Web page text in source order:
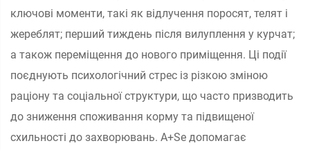
ключові моменти, такі як відлучення поросят, телят і
жереблят; перший тиждень після вилуплення у курчат;
а також переміщення до нового приміщення. Ці події
поєднують психологічний стрес із різкою зміною
раціону та соціальної структури, що часто призводить
до зниження споживання корму та підвищеної
схильності до захворювань. A+Se допомагає